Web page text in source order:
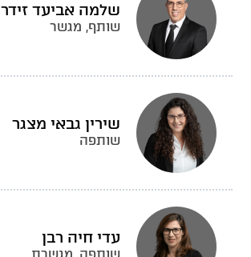
שלמה אביעד זידר
שותף, מגשר
שירין גבאי מצגר
שותפה
עדי חיה רבן